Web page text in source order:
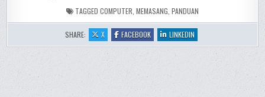
TAGGED COMPUTER MEMASANG PANDUAN
SHARE: X:
2
LANGKAH
FACEBOOK:
2
LANGKAH
LINKEDIN
2
LANGKAH